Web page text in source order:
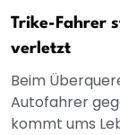
Trike-Fahrer
verletzt
Beim
Autofahrer
kommt ums